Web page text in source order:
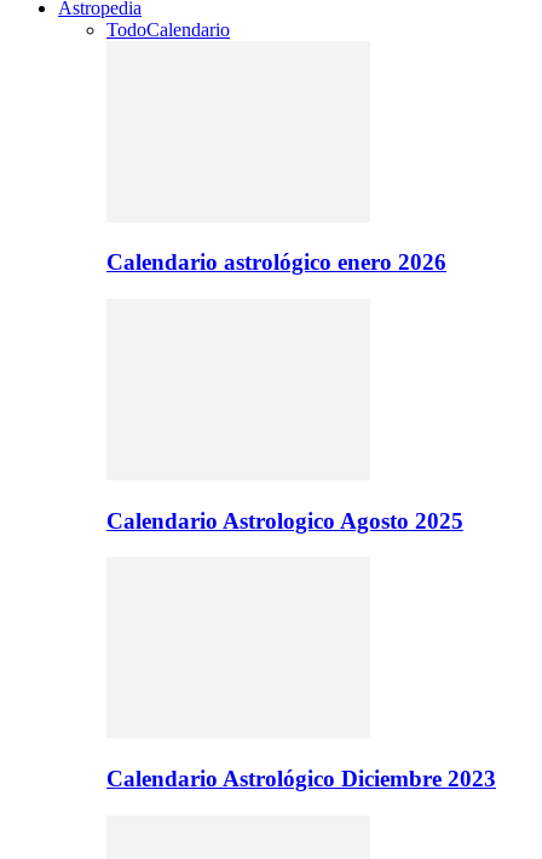
Astropedia
TodoCalendario
Calendario astrológico enero 2026
Calendario Astrologico Agosto 2025
Calendario Astrológico Diciembre 2023